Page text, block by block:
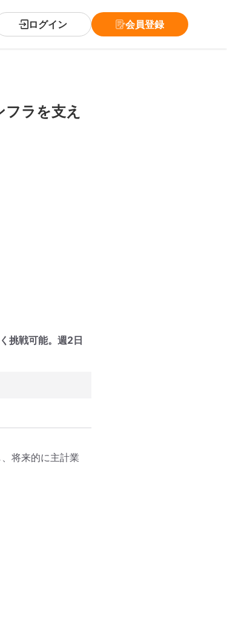
ログイン 会員登録
ラを支え
挑戦可能。週2日
将来的に主計業